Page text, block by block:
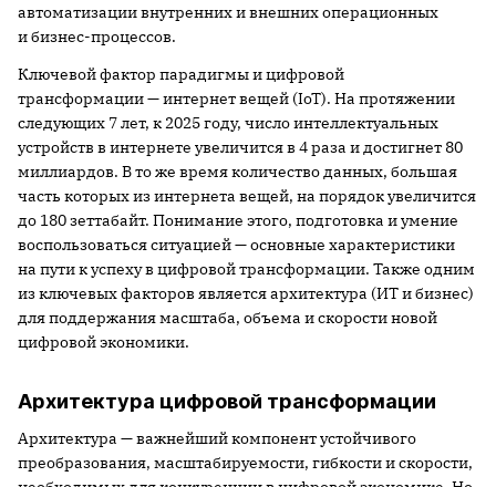
автоматизации внутренних и внешних операционных
и бизнес-процессов.
Ключевой фактор парадигмы и цифровой
трансформации — интернет вещей (IoT). На протяжении
следующих 7 лет, к 2025 году, число интеллектуальных
устройств в интернете увеличится в 4 раза и достигнет 80
миллиардов. В то же время количество данных, большая
часть которых из интернета вещей, на порядок увеличится
до 180 зеттабайт. Понимание этого, подготовка и умение
воспользоваться ситуацией — основные характеристики
на пути к успеху в цифровой трансформации. Также одним
из ключевых факторов является архитектура (ИТ и бизнес)
для поддержания масштаба, объема и скорости новой
цифровой экономики.
Архитектура цифровой трансформации
Архитектура — важнейший компонент устойчивого
преобразования, масштабируемости, гибкости и скорости,